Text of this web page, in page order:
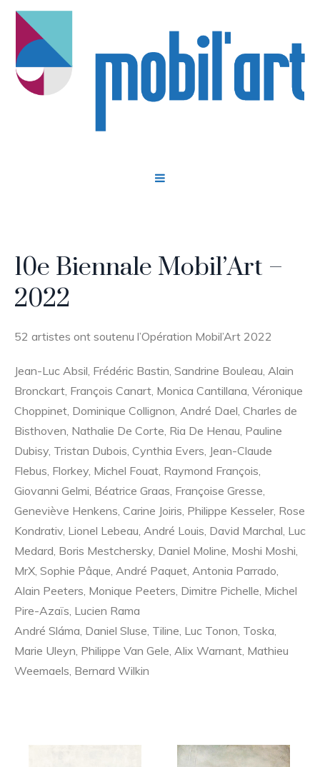
10e Biennale Mobil’Art –
2022
52 artistes ont soutenu l’Opération Mobil’Art 2022
Jean-Luc Absil, Frédéric Bastin, Sandrine Bouleau, Alain
Bronckart, François Canart, Monica Cantillana, Véronique
Choppinet, Dominique Collignon, André Dael, Charles de
Bisthoven, Nathalie De Corte, Ria De Henau, Pauline
Dubisy, Tristan Dubois, Cynthia Evers, Jean-Claude
Flebus, Florkey, Michel Fouat, Raymond François,
Giovanni Gelmi, Béatrice Graas, Françoise Gresse,
Geneviève Henkens, Carine Joiris, Philippe Kesseler, Rose
Kondrativ, Lionel Lebeau, André Louis, David Marchal, Luc
Medard, Boris Mestchersky, Daniel Moline, Moshi Moshi,
MrX, Sophie Pâque, André Paquet, Antonia Parrado,
Alain Peeters, Monique Peeters, Dimitre Pichelle, Michel
Pire-Azaïs, Lucien Rama
André Sláma, Daniel Sluse, Tiline, Luc Tonon, Toska,
Marie Uleyn, Philippe Van Gele, Alix Warnant, Mathieu
Weemaels, Bernard Wilkin